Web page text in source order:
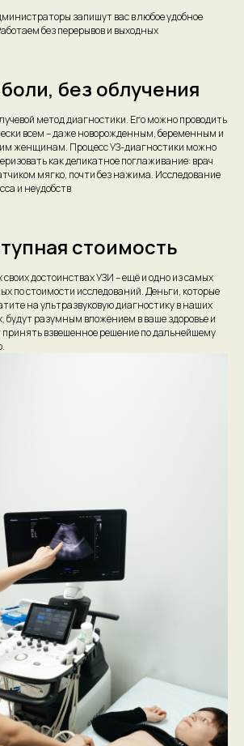
запишут вас в любое удобное
без перерывов и выходных
без облучения
метод диагностики. Его можно проводить
всем – даже новорожденным, беременным и
женщинам. Процесс УЗ-диагностики можно
как деликатное поглаживание: врач
мягко, почти без нажима. Исследование
и неудобств
стоимость
своих достоинствах УЗИ – ещё и одно из самых
по стоимости исследований. Деньги, которые
на ультразвуковую диагностику в наших
будут разумным вложением в ваше здоровье и
принять взвешенное решение по дальнейшему